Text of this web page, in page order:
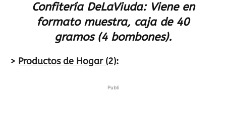
Confitería DeLaViuda:Viene en
formato muestra, caja de 40
gramos (4 bombones).
> Productos de Hogar (2):
Publi